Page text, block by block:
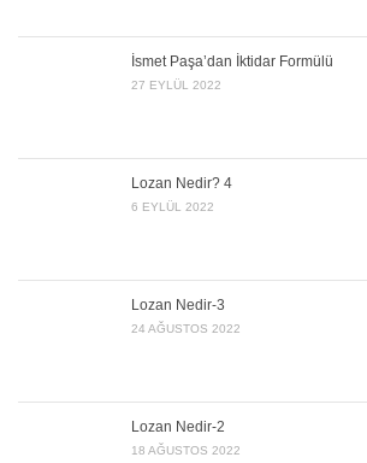
İsmet Paşa’dan İktidar Formülü
27 EYLÜL 2022
Lozan Nedir? 4
6 EYLÜL 2022
Lozan Nedir-3
24 AĞUSTOS 2022
Lozan Nedir-2
18 AĞUSTOS 2022